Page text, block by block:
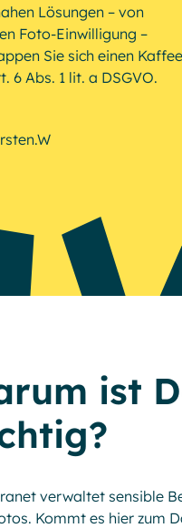
Lösungen – von
Foto-Einwilligung –
Sie sich einen Kaffee
6 Abs. 1 lit. a DSGVO.
ist
verwaltet sensible
Kommt es hier zum